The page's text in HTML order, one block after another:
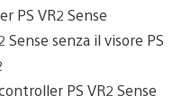
PS VR2 Sense
senza il visore PS
PS VR2 Sense